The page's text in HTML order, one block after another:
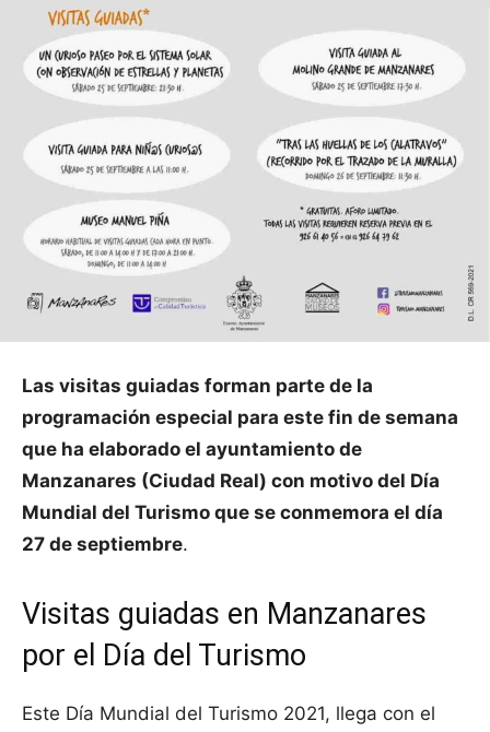
Las visitas guiadas forman parte de la
programación especial para este fin de semana
que ha elaborado el ayuntamiento de
Manzanares (Ciudad Real) con motivo del Día
Mundial del Turismo que se conmemora el día
27 de septiembre.
Visitas guiadas en Manzanares
por el Día del Turismo
Este Día Mundial del Turismo 2021, llega con el